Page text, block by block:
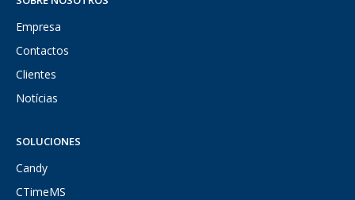
Empresa
Contactos
Clientes
Notícias
SOLUCIONES
Candy
CTimeMS